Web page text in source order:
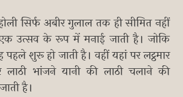
सिर्फ अबीर गुलाल तक ही सीमित नहीं
उत्सव के रूप में मनाई जाती है। जोकि
शुरू हो जाती है। वहीं यहां पर लट्ठमार
भांजने यानी की लाठी चलाने की
है।